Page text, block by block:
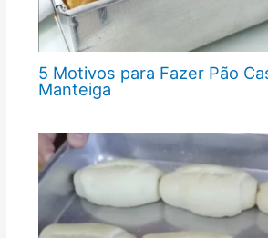
5 Motivos para Fazer Pão
Manteiga